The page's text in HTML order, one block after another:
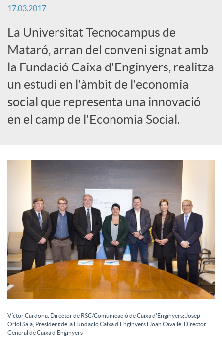
S
o
c
i
s
17.03.2017
La Universitat Tecnocampus de
Mataró, arran del conveni signat amb
la Fundació Caixa d'Enginyers, realitza
un estudi en l'àmbit de l'economia
social que representa una innovació
en el camp de l'Economia Social.
Víctor Cardona, Director de RSC/Comunicació de Caixa d'Enginyers; Josep
Oriol Sala, President de la Fundació Caixa d'Enginyers i Joan Cavallé, Director
General de Caixa d'Enginyers